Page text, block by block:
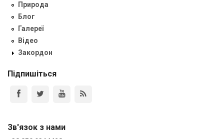
Природа
Блог
Галереї
Відео
Закордон
Підпишіться
Зв'язок з нами